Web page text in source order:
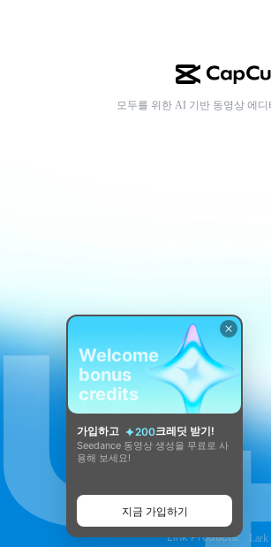
모두를 위한 AI 기반 동영상 에디
Link Products: Lark
Welcome
bonus
credits
가입하고 200크레딧 받기!
Seedance 동영상 생성을 무료로 사
용해 보세요!
지금 가입하기